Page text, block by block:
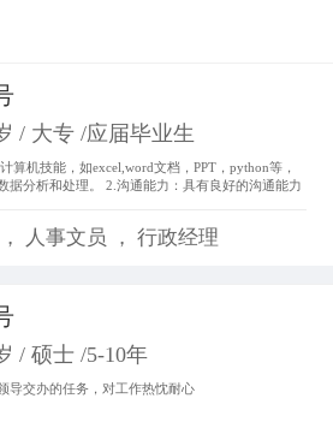
/ 大专 /应届毕业生
算机技能，如excel,word文档，PPT，python等，
据分析和处理。 2.沟通能力：具有良好的沟通能力
准则。。
人事文员 ， 行政经理
/ 硕士 /5-10年
导交办的任务，对工作热忱耐心